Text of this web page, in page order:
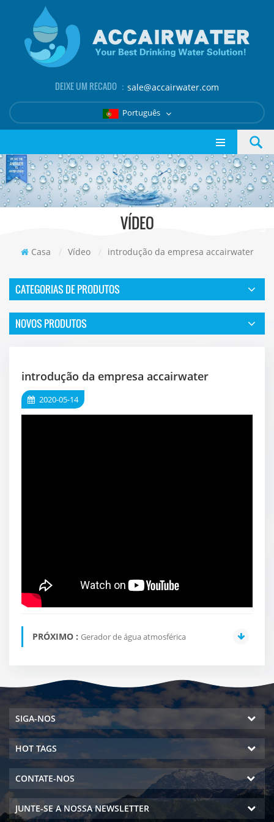
DEIXE UM RECADO ： sale@accairwater.com
Português
VÍDEO
Casa / Vídeo / introdução da empresa accairwater
CATEGORIAS DE PRODUTOS
NOVOS PRODUTOS
introdução da empresa accairwater
2020-05-14
PRÓXIMO : Gerador de água atmosférica
SIGA-NOS
HOT TAGS
CONTATE-NOS
JUNTE-SE A NOSSA NEWSLETTER